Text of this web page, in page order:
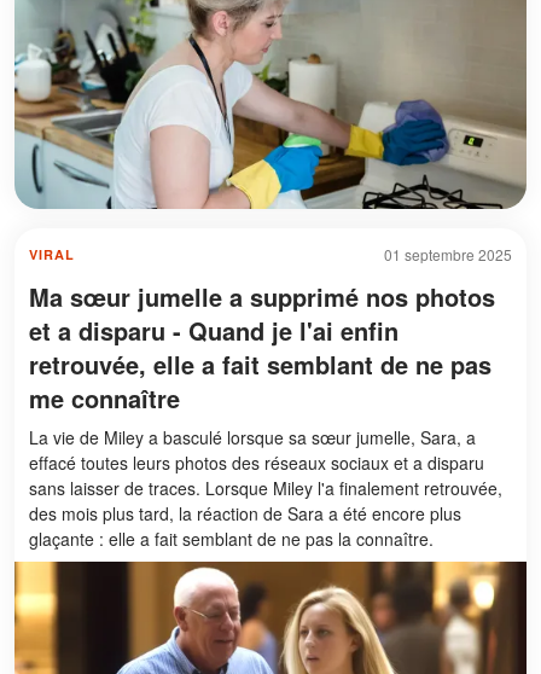
01 septembre 2025
VIRAL
Ma sœur jumelle a supprimé nos photos
et a disparu - Quand je l'ai enfin
retrouvée, elle a fait semblant de ne pas
me connaître
La vie de Miley a basculé lorsque sa sœur jumelle, Sara, a
effacé toutes leurs photos des réseaux sociaux et a disparu
sans laisser de traces. Lorsque Miley l'a finalement retrouvée,
des mois plus tard, la réaction de Sara a été encore plus
glaçante : elle a fait semblant de ne pas la connaître.